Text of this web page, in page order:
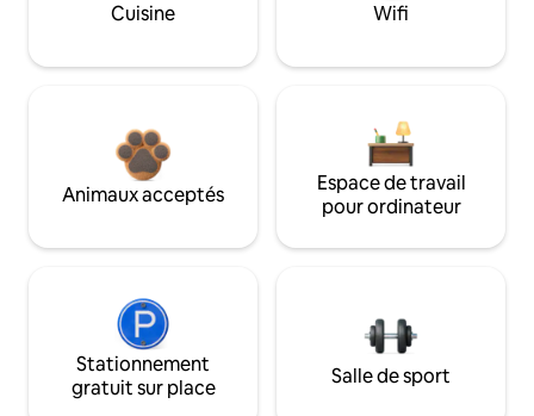
Cuisine Wifi
Animaux acceptés
Espace de travail
pour ordinateur
Stationnement
gratuit sur place
Salle de sport